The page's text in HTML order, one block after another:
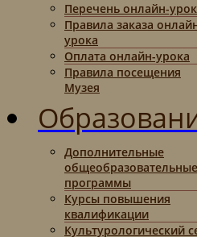
Перечень онлайн-
Правила заказа
урока
Оплата онлайн-урока
Правила посещения
Музея
Дополнительные
общеобразовательные
программы
Курсы повышения
квалификации
Культурологический